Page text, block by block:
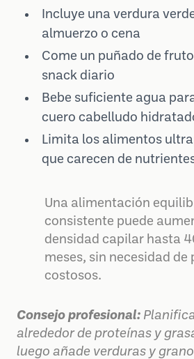
Incluye una verdura
almuerzo o cena
Come un puñado de
snack diario
Bebe suficiente agua
cuero cabelludo
Limita los alimentos
que carecen de
Una alimentación
consistente puede
densidad capilar hasta
meses, sin necesidad de
costosos.
Consejo profesional:
alrededor de proteínas y
luego añade verduras y